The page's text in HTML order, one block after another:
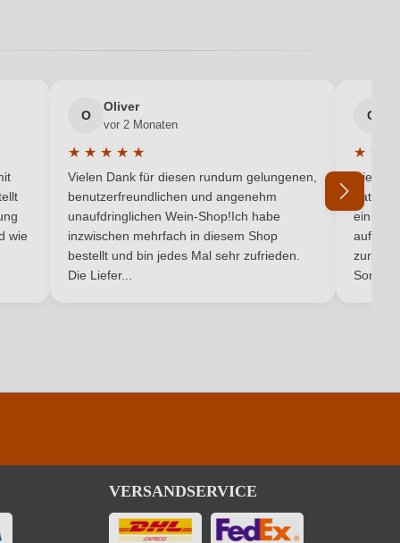
Trocken
Mister Bio Wine Srl, Via Lignano Sud 7, 33053 Latisana, Italien
2023
Rotwein
von 5 Sternen
wie
O
Oliver
vor 2 Monaten
★ ★ ★ ★ ★
Durchschnittliche Bewertung von 5 von 5 Sternen
Vielen Dank für diesen rundum gelungenen,
benutzerfreundlichen und angenehm
unaufdringlichen Wein-Shop!Ich habe
inzwischen mehrfach in diesem Shop
bestellt und bin jedes Mal sehr zufrieden.
Die Liefer...
G
★ ★
Die
hat
einmal
auf
zurück
Son...
VERSANDSERVICE